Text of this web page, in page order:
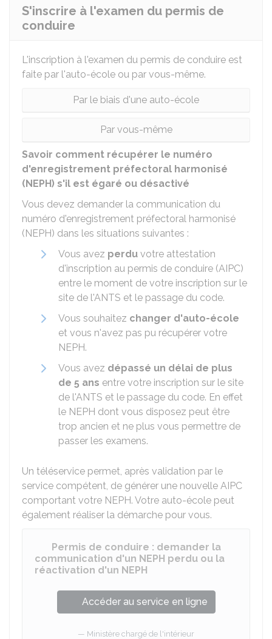
S'inscrire à l'examen du permis de
conduire
L'inscription à l'examen du permis de conduire est
faite par l'auto-école ou par vous-même.
Par le biais d'une auto-école
Par vous-même
Savoir comment récupérer le numéro
d'enregistrement préfectoral harmonisé
(NEPH) s'il est égaré ou désactivé
Vous devez demander la communication du
numéro d'enregistrement préfectoral harmonisé
(NEPH) dans les situations suivantes :
Vous avez perdu votre attestation
d'inscription au permis de conduire (AIPC)
entre le moment de votre inscription sur le
site de l'ANTS et le passage du code.
Vous souhaitez changer d'auto-école
et vous n'avez pas pu récupérer votre
NEPH.
Vous avez dépassé un délai de plus
de 5 ans entre votre inscription sur le site
de l'ANTS et le passage du code. En effet
le NEPH dont vous disposez peut être
trop ancien et ne plus vous permettre de
passer les examens.
Un téléservice permet, après validation par le
service compétent, de générer une nouvelle AIPC
comportant votre NEPH. Votre auto-école peut
également réaliser la démarche pour vous.
Permis de conduire : demander la
communication d'un NEPH perdu ou la
réactivation d'un NEPH
Accéder au service en ligne
Ministère chargé de l'intérieur